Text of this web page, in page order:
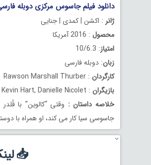
دانلود فیلم جاسوس مرکزی دوبله فارسی
ژانر : اکشن | کمدی | جنایی
محصول : 2016 آمریکا
امتیاز: 10/6.3
زبان: دوبله فارسی
کارگردان : Rawson Marshall Thurber
بازیگران : Dwayne Johnson, Kevin Hart, Danielle Nicolet
خلاصه داستان : وقتی “کالوین” با
جاسوسی سیا کار می کند، او همراه با
📥